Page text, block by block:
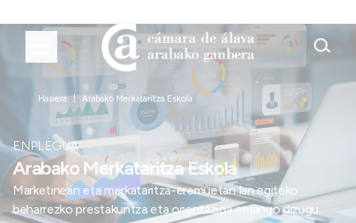
Hasiera Arabako Merkataritza Eskola
ENPLEGUA
Arabako Merkataritza Eskola
Marketinean eta merkataritza-eremuetan lan egiteko
beharrezko prestakuntza eta orientazioa emango dizugu.